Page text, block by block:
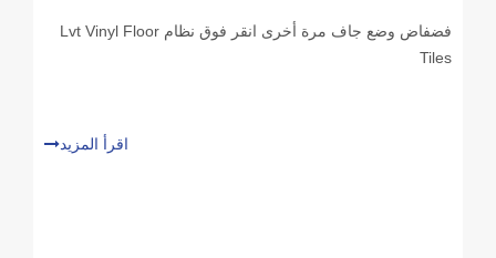
فضفاض وضع جاف مرة أخرى انقر فوق نظام Lvt Vinyl Floor
Tiles
اقرأ المزيد